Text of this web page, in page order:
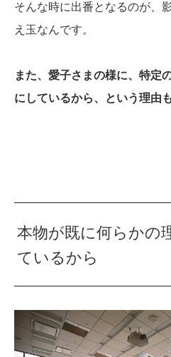
そんな時に出番となるのが、
え玉なんです。
また、愛子さまの様に、特定
にしているから、という理由
本物が既に何らかの
ているから